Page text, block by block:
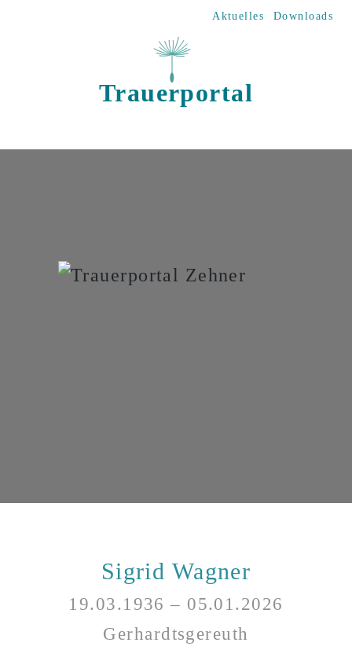
Aktuelles Downloads
Trauerportal
Sigrid Wagner
19.03.1936 – 05.01.2026
Gerhardtsgereuth